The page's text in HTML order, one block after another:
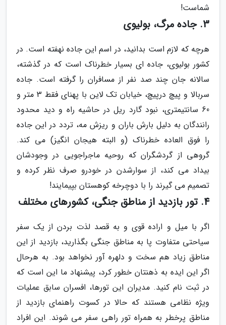
شماست!
3. جاده مرگ، بولیوی
هرچه که لازم است بدانید، در اسم این جاده نهفته است. در
کشور بولیوی، جاده ای بسیار خطرناک است که در گذشته،
سالانه جان چند صد نفر از مسافران را گرفته است. جاده
سربالا و پیچ درپیچ، خیابان تک لاین با پهنای فقط 3 متر و
60 سانتیمتری، نبود گارد ریل در حاشیه راه و دید محدود
رانندگان به دلیل بارش باران و ریزش مه، تردد در این جاده
را فوق العاده خطرناک (و البته هیجان انگیز) می کند.
گروهی از گردشگران که روحیه ماجراجویی در وجودشان
بیداد می کند، از سوارشدن در خودرو صرف نظر کرده و
تصمیم می گیرند را با دوچرخه کوهستان بپیمایند!
4. تور بازدید از مناطق جنگی، کشورهای مختلف
اگر با میل و اراده قوی و به قصد لذت بردن از یک سفر
سیاحتی متفاوت پا به مناطق جنگی بگذارید، بازدید از این
مناطق زیاد هم سخت و دلهره آور نخواهد بود. به هرحال
اگر این ایده به ذهنتان خطور کرد، پیشنهاد ما این است که
در ثبت نام کنید. مدیران این تورها، افسران سابق عملیات
ویژه نظامی هستند که حالا در کسوت راهنمای بازدید از
مناطق پرخطر به همراه تور راهی سفر می شوند. این افراد